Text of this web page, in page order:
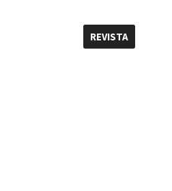
REVISTA